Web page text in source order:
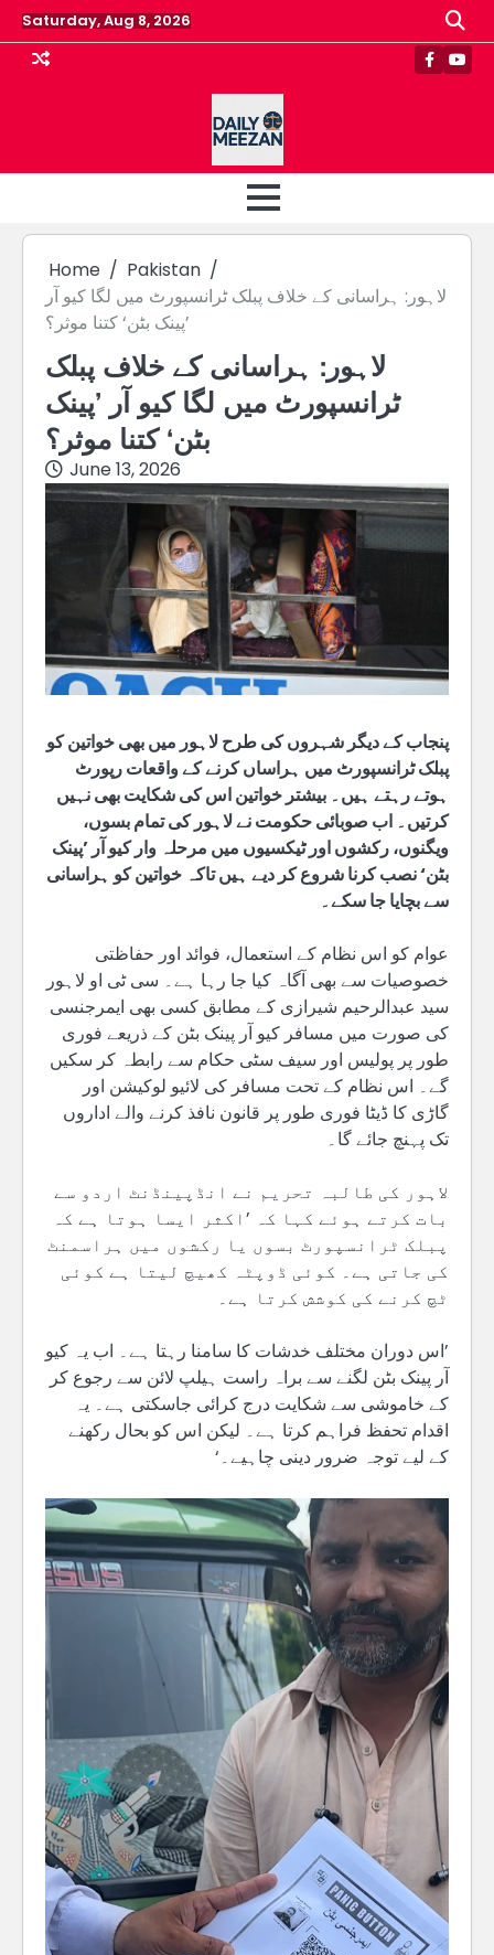
Skip
to
content
Saturday, Aug 8, 2026
Home
Pakistan
لاہور: ہراسانی کے خلاف پبلک ٹرانسپورٹ میں لگا کیو آر
’پینک بٹن‘ کتنا موثر؟
لاہور: ہراسانی کے خلاف پبلک
ٹرانسپورٹ میں لگا کیو آر ’پینک
بٹن‘ کتنا موثر؟
June 13, 2026
پنجاب کے دیگر شہروں کی طرح لاہور میں بھی خواتین کو
پبلک ٹرانسپورٹ میں ہراساں کرنے کے واقعات رپورٹ
ہوتے رہتے ہیں۔ بیشتر خواتین اس کی شکایت بھی نہیں
کرتیں۔ اب صوبائی حکومت نے لاہور کی تمام بسوں،
ویگنوں، رکشوں اور ٹیکسیوں میں مرحلہ وار کیو آر ’پینک
بٹن‘ نصب کرنا شروع کر دیے ہیں تاکہ خواتین کو ہراسانی
سے بچایا جا سکے۔
عوام کو اس نظام کے استعمال، فوائد اور حفاظتی
خصوصیات سے بھی آگاہ کیا جا رہا ہے۔ سی ٹی او لاہور
سید عبدالرحیم شیرازی کے مطابق کسی بھی ایمرجنسی
کی صورت میں مسافر کیو آر پینک بٹن کے ذریعے فوری
طور پر پولیس اور سیف سٹی حکام سے رابطہ کر سکیں
گے۔ اس نظام کے تحت مسافر کی لائیو لوکیشن اور
گاڑی کا ڈیٹا فوری طور پر قانون نافذ کرنے والے اداروں
تک پہنچ جائے گا۔
لاہور کی طالبہ تحریم نے انڈپینڈنٹ اردو سے
بات کرتے ہوئے کہا کہ ’اکثر ایسا ہوتا ہے کہ
پبلک ٹرانسپورٹ بسوں یا رکشوں میں ہراسمنٹ
کی جاتی ہے۔ کوئی ڈوپٹہ کھیچ لیتا ہے کوئی
ٹچ کرنے کی کوشش کرتا ہے۔
’اس دوران مختلف خدشات کا سامنا رہتا ہے۔ اب یہ کیو
آر پینک بٹن لگنے سے براہ راست ہیلپ لائن سے رجوع کر
کے خاموشی سے شکایت درج کرائی جاسکتی ہے۔ یہ
اقدام تحفظ فراہم کرتا ہے۔ لیکن اس کو بحال رکھنے
کے لیے توجہ ضرور دینی چاہیے۔‘